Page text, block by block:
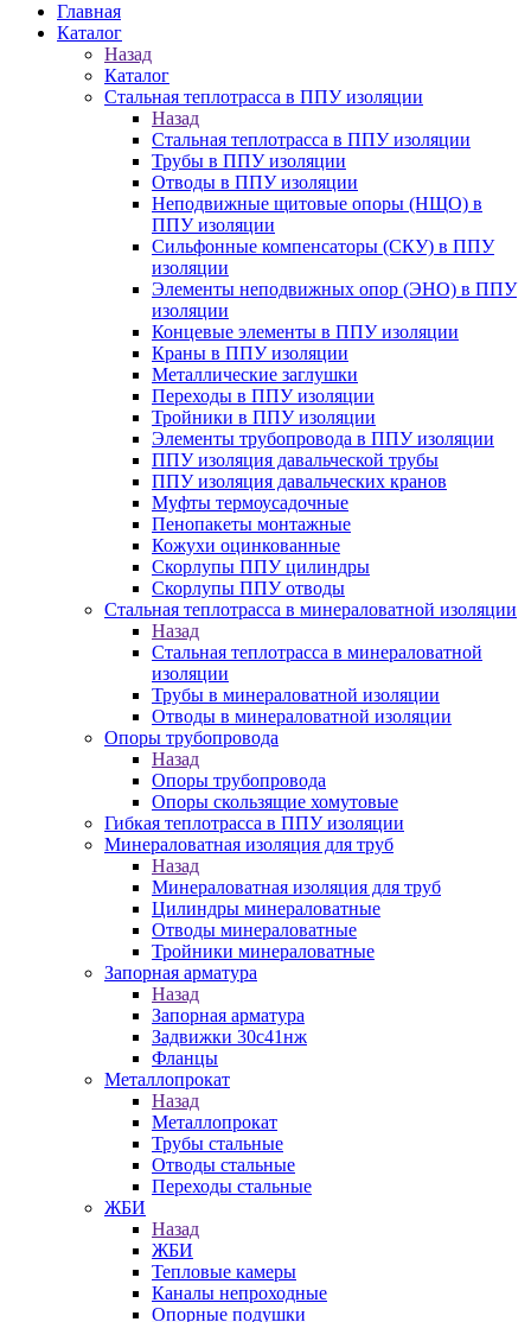
Главная
Каталог
Назад
Каталог
Стальная теплотрасса в ППУ изоляции
Назад
Стальная теплотрасса в ППУ изоляции
Трубы в ППУ изоляции
Отводы в ППУ изоляции
Неподвижные щитовые опоры (НЩО) в
ППУ изоляции
Cильфонные компенсаторы (СКУ) в ППУ
изоляции
Элементы неподвижных опор (ЭНО) в ППУ
изоляции
Концевые элементы в ППУ изоляции
Краны в ППУ изоляции
Металлические заглушки
Переходы в ППУ изоляции
Тройники в ППУ изоляции
Элементы трубопровода в ППУ изоляции
ППУ изоляция давальческой трубы
ППУ изоляция давальческих кранов
Муфты термоусадочные
Пенопакеты монтажные
Кожухи оцинкованные
Скорлупы ППУ цилиндры
Скорлупы ППУ отводы
Стальная теплотрасса в минераловатной изоляции
Назад
Стальная теплотрасса в минераловатной
изоляции
Трубы в минераловатной изоляции
Отводы в минераловатной изоляции
Опоры трубопровода
Назад
Опоры трубопровода
Опоры скользящие хомутовые
Гибкая теплотрасса в ППУ изоляции
Минераловатная изоляция для труб
Назад
Минераловатная изоляция для труб
Цилиндры минераловатные
Отводы минераловатные
Тройники минераловатные
Запорная арматура
Назад
Запорная арматура
Задвижки 30с41нж
Фланцы
Металлопрокат
Назад
Металлопрокат
Трубы стальные
Отводы стальные
Переходы стальные
ЖБИ
Назад
ЖБИ
Тепловые камеры
Каналы непроходные
Опорные подушки